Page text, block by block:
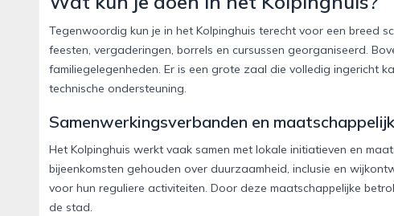
Tegenwoordig kun je in het Kolpinghuis terecht voor een breed
feesten, vergaderingen, borrels en cursussen georganiseerd.
familiegelegenheden. Er is een grote zaal die volledig ingericht
technische ondersteuning.
Samenwerkingsverbanden en
Het Kolpinghuis werkt vaak samen met lokale initiatieven en
bijeenkomsten gehouden over duurzaamheid, inclusie en
voor hun reguliere activiteiten. Door deze maatschappelijke
de stad.